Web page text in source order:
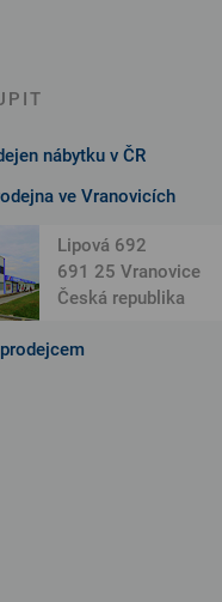
nábytku v ČR
ve Vranovicích
Lipová 692
691 25 Vranovice
Česká republika